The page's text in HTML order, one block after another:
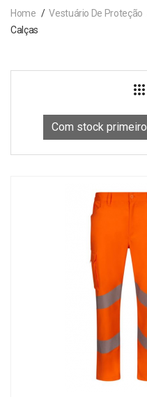
Home Vestuário De Proteção
Calças
Com stock primeiro